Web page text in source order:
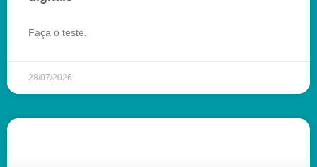
Faça o teste.
28/07/2026